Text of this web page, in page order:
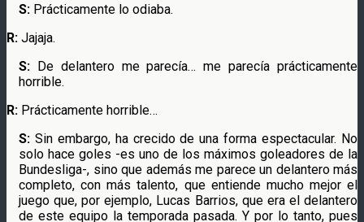
S: Prácticamente lo odiaba.
R: Jajaja.
S: De delantero me parecía… me parecía prácticamente
horrible.
R: Prácticamente horrible…
S: Sin embargo, ha crecido de una forma espectacular. No
solo hace goles -es uno de los máximos goleadores de la
Bundesliga-, sino que además me parece un delantero más
completo, con más talento, que entiende mucho mejor el
juego que, por ejemplo, Lucas Barrios, que era el delantero
de este equipo la temporada pasada. Y por lo tanto, pues